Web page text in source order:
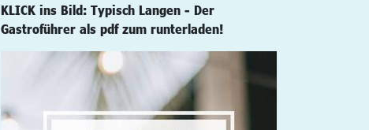
KLICK ins Bild: Typisch Langen - Der
Gastroführer als pdf zum runterladen!